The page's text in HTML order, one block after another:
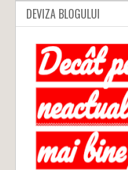
DEVIZA BLOGULUI